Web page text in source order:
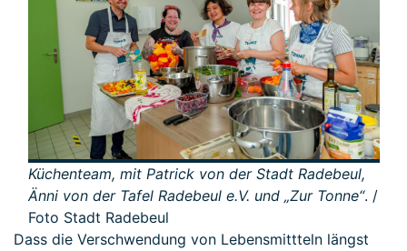
Küchenteam, mit Patrick von der Stadt Radebeul,
Änni von der Tafel Radebeul e.V. und „Zur Tonne“. /
Foto Stadt Radebeul
Dass die Verschwendung von Lebensmittteln längst